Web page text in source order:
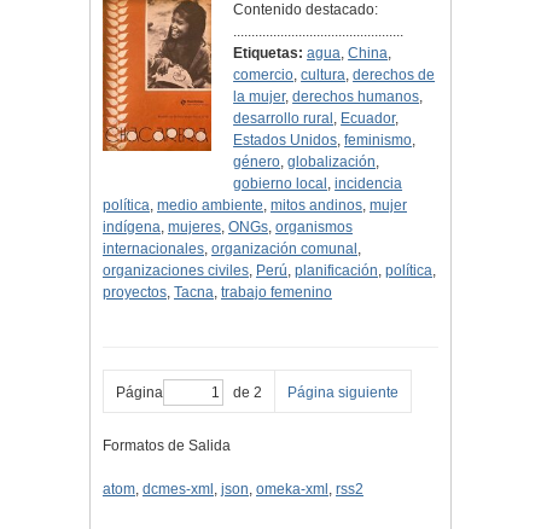
Contenido destacado:
...............................................
Etiquetas: agua,China,
comercio,cultura,derechos de
la mujer,derechos humanos,
desarrollo rural , Ecuador,
Estados Unidos,feminismo,
género,globalización,
gobierno local ,incidencia
política, medio ambiente, mitos andinos, mujer
indígena, mujeres, ONGs, organismos
internacionales, organización comunal ,
organizaciones civiles, Perú, planificación, política,
proyectos, Tacna, trabajo femenino
Página de 2 Página siguiente
Formatos de Salida
atom, dcmes-xml , json, omeka-xml , rss2